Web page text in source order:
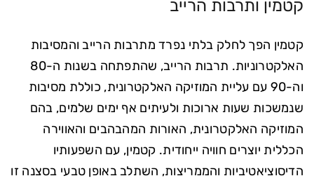
קטמין ותרבות הרייב
קטמין הפך לחלק בלתי נפרד מתרבות הרייב והמסיבות
האלקטרוניות. תרבות הרייב, שהתפתחה בשנות ה-80
וה-90 עם עליית המוזיקה האלקטרונית, כוללת מסיבות
שנמשכות שעות ארוכות ולעיתים אף ימים שלמים, בהם
המוזיקה האלקטרונית, האורות המהבהבים והאווירה
הכללית יוצרים חוויה ייחודית. קטמין, עם השפעותיו
הדיסוציאטיביות והממריצות, השתלב באופן טבעי בסצנה זו